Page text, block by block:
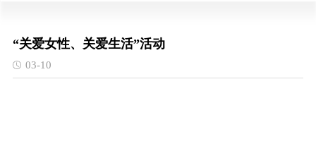
“关爱女性、关爱生活”活动
03-10